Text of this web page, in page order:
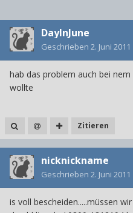
DayInJune
Geschrieben 2. Juni 2011
hab das problem auch bei
wollte
Zitieren
nicknickname
Geschrieben 2. Juni 2011
is voll bescheiden.....müssen